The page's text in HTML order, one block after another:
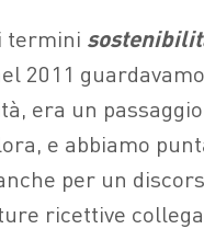
termini
2011
era un
e abbiamo
per un
ricettive